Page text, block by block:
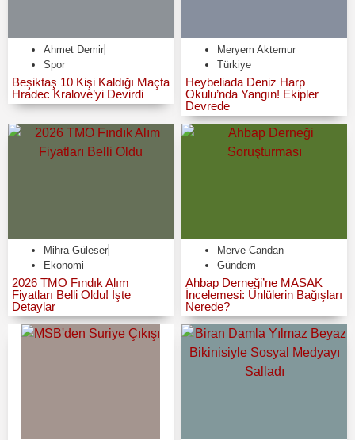
Ahmet Demir
Spor
Beşiktaş 10 Kişi Kaldığı Maçta
Hradec Kralove’yi Devirdi
Meryem Aktemur
Türkiye
Heybeliada Deniz Harp
Okulu’nda Yangın! Ekipler
Devrede
Mihra Güleser
Ekonomi
2026 TMO Fındık Alım
Fiyatları Belli Oldu! İşte
Detaylar
Merve Candan
Gündem
Ahbap Derneği’ne MASAK
İncelemesi: Ünlülerin Bağışları
Nerede?